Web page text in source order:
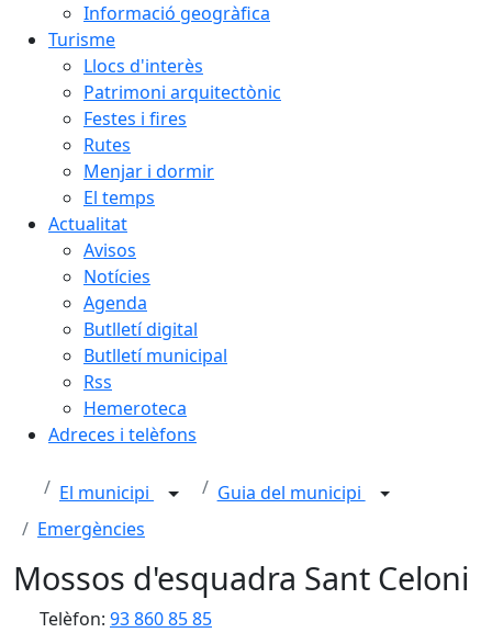
Informació geogràfica
Turisme
Llocs d'interès
Patrimoni arquitectònic
Festes i fires
Rutes
Menjar i dormir
El temps
Actualitat
Avisos
Notícies
Agenda
Butlletí digital
Butlletí municipal
Rss
Hemeroteca
Adreces i telèfons
El municipi
Guia del municipi
Emergències
Mossos d'esquadra Sant Celoni
Telèfon: 93 860 85 85